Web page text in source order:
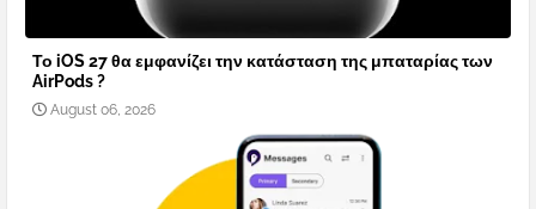
Το iOS 27 θα εμφανίζει την κατάσταση της μπαταρίας των
AirPods ?
August 06, 2026